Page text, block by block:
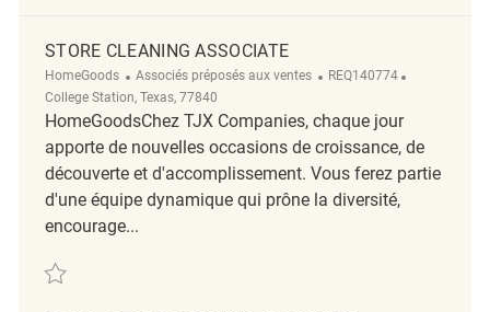
STORE CLEANING ASSOCIATE
HomeGoods Catégorie
Associés préposés aux ventes ReqId
REQ140774
College Station, Texas, 77840
HomeGoodsChez TJX Companies, chaque jour
apporte de nouvelles occasions de croissance, de
découverte et d'accomplissement. Vous ferez partie
d'une équipe dynamique qui prône la diversité,
encourage...
Sauvegarder Store Cleaning Associate REQ140774